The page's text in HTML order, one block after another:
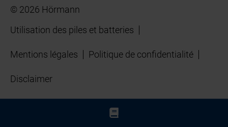
© 2026 Hörmann
Utilisation des piles et batteries
Mentions légales Politique de confidentialité
Disclaimer